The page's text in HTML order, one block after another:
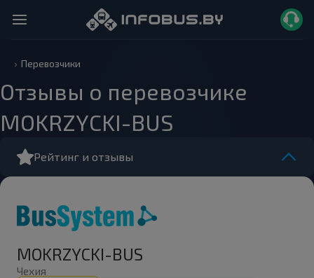
Перевозчики
Отзывы о перевозчике
MOKRZYCKI-BUS
Рейтинг и отзывы
MOKRZYCKI-BUS
Чехия